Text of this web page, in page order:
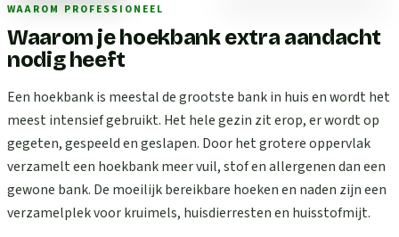
WAAROM PROFESSIONEEL
Waarom je hoekbank extra aandacht
nodig heeft
Een hoekbank is meestal de grootste bank in huis en wordt het
meest intensief gebruikt. Het hele gezin zit erop, er wordt op
gegeten, gespeeld en geslapen. Door het grotere oppervlak
verzamelt een hoekbank meer vuil, stof en allergenen dan een
gewone bank. De moeilijk bereikbare hoeken en naden zijn een
verzamelplek voor kruimels, huisdierresten en huisstofmijt.